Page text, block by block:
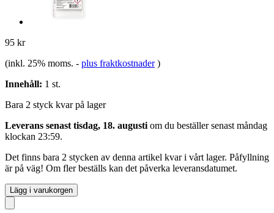
95 kr
(inkl. 25% moms. - plus fraktkostnader )
Innehåll: 1 st.
Bara 2 styck kvar på lager
Leverans senast tisdag, 18. augusti om du beställer senast måndag
klockan 23:59.
Det finns bara 2 stycken av denna artikel kvar i vårt lager. Påfyllning
är på väg! Om fler beställs kan det påverka leveransdatumet.
Lägg i varukorgen